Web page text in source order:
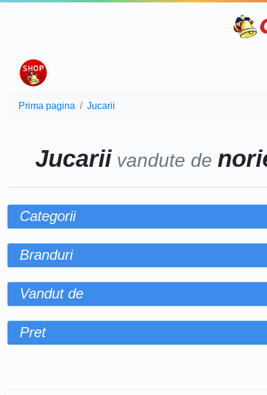
Prima pagina Jucarii
Jucariivandute de
Categorii
Branduri
Vandut de
Pret